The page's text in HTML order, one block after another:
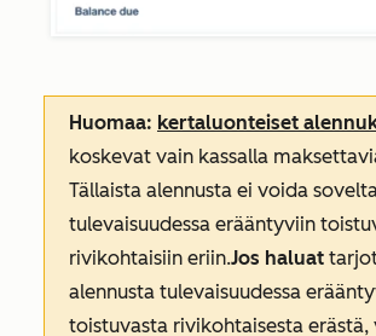
Huomaa: kertaluonteiset
koskevat vain kassalla
Tällaista alennusta ei voida
tulevaisuudessa erääntyviin
rivikohtaisiin eriin.Jos haluat
alennusta tulevaisuudessa
toistuvasta rivikohtaisesta erästä,